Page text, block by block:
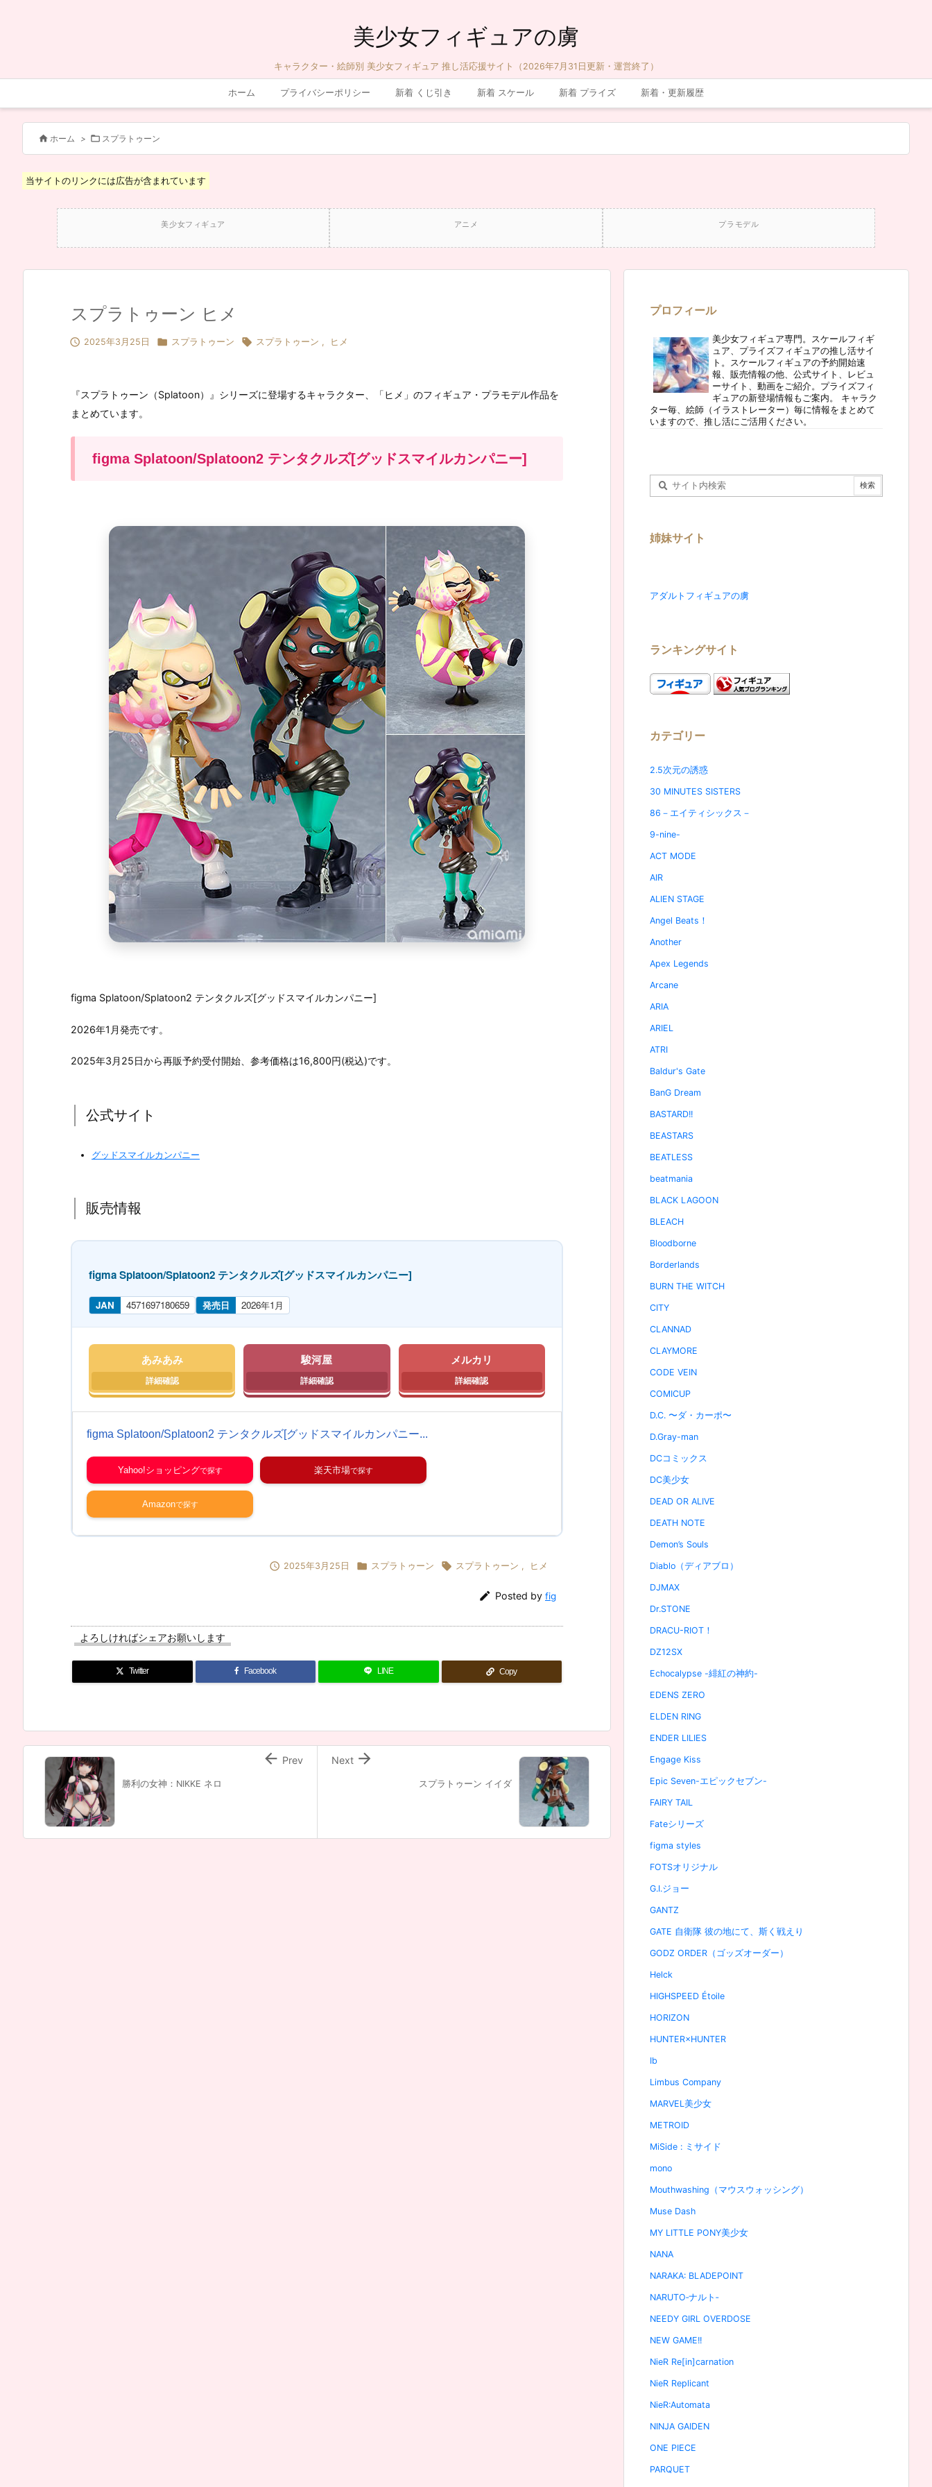
美少女フィギュアの虜
キャラクター・絵師別 美少女フィギュア 推し活応援サイト（2026年7月31日更新・運営終了）
ホーム プライバシーポリシー 新着 くじ引き 新着 スケール 新着 プライズ 新着・更新履歴
 ホーム >  スプラトゥーン
当サイトのリンクには広告が含まれています
美少女フィギュア アニメ プラモデル
スプラトゥーン ヒメ
 2025年3月25日  スプラトゥーン  スプラトゥーン , ヒメ
『スプラトゥーン（Splatoon）』シリーズに登場するキャラクター、「ヒメ」のフィギュア・プラモデル作品を
まとめています。
figma Splatoon/Splatoon2 テンタクルズ[グッドスマイルカンパニー]
figma Splatoon/Splatoon2 テンタクルズ[グッドスマイルカンパニー]
2026年1月発売です。
2025年3月25日から再販予約受付開始、参考価格は16,800円(税込)です。
公式サイト
グッドスマイルカンパニー
販売情報
figma Splatoon/Splatoon2 テンタクルズ[グッドスマイルカンパニー]
JAN 4571697180659 発売日 2026年1月
あみあみ 駿河屋 メルカリ
figma Splatoon/Splatoon2 テンタクルズ[グッドスマイルカンパニー...
Yahoo!ショッピング 楽天市場
Amazon
 2025年3月25日  スプラトゥーン  スプラトゥーン , ヒメ
 Posted by fig
よろしければシェアお願いします
Twitter Facebook LINE Copy
スプラトゥーン イイダ

Next
勝利の女神：NIKKE ネロ
 Prev
プロフィール
美少女フィギュア専門。スケールフィギ
ュア、プライズフィギュアの推し活サイ
ト。スケールフィギュアの予約開始速
報、販売情報の他、公式サイト、レビュ
ーサイト、動画をご紹介。プライズフィ
ギュアの新登場情報もご案内。 キャラク
ター毎、絵師（イラストレーター）毎に情報をまとめて
いますので、推し活にご活用ください。
姉妹サイト
アダルトフィギュアの虜
ランキングサイト
カテゴリー
2.5次元の誘惑
30 MINUTES SISTERS
86－エイティシックス－
9-nine-
ACT MODE
AIR
ALIEN STAGE
Angel Beats！
Another
Apex Legends
Arcane
ARIA
ARIEL
ATRI
Baldur's Gate
BanG Dream
BASTARD!!
BEASTARS
BEATLESS
beatmania
BLACK LAGOON
BLEACH
Bloodborne
Borderlands
BURN THE WITCH
CITY
CLANNAD
CLAYMORE
CODE VEIN
COMICUP
D.C. 〜ダ・カーポ〜
D.Gray-man
DCコミックス
DC美少女
DEAD OR ALIVE
DEATH NOTE
Demon’s Souls
Diablo（ディアブロ）
DJMAX
Dr.STONE
DRACU-RIOT！
DZ12SX
Echocalypse -緋紅の神約-
EDENS ZERO
ELDEN RING
ENDER LILIES
Engage Kiss
Epic Seven-エピックセブン-
FAIRY TAIL
Fateシリーズ
figma styles
FOTSオリジナル
G.I.ジョー
GANTZ
GATE 自衛隊 彼の地にて、斯く戦えり
GODZ ORDER（ゴッズオーダー）
Helck
HIGHSPEED Étoile
HORIZON
HUNTER×HUNTER
Ib
Limbus Company
MARVEL美少女
METROID
MiSide : ミサイド
mono
Mouthwashing（マウスウォッシング）
Muse Dash
MY LITTLE PONY美少女
NANA
NARAKA: BLADEPOINT
NARUTO‐ナルト‐
NEEDY GIRL OVERDOSE
NEW GAME!!
NieR Re[in]carnation
NieR Replicant
NieR:Automata
NINJA GAIDEN
ONE PIECE
PARQUET